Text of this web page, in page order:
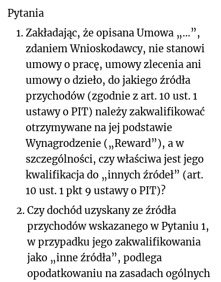
Pytania
1. Zakładając, że opisana Umowa „…”,
zdaniem Wnioskodawcy, nie stanowi
umowy o pracę, umowy zlecenia ani
umowy o dzieło, do jakiego źródła
przychodów (zgodnie z art. 10 ust. 1
ustawy o PIT) należy zakwalifikować
otrzymywane na jej podstawie
Wynagrodzenie („Reward”), a w
szczególności, czy właściwa jest jego
kwalifikacja do „innych źródeł” (art.
10 ust. 1 pkt 9 ustawy o PIT)?
2. Czy dochód uzyskany ze źródła
przychodów wskazanego w Pytaniu 1,
w przypadku jego zakwalifikowania
jako „inne źródła”, podlega
opodatkowaniu na zasadach ogólnych